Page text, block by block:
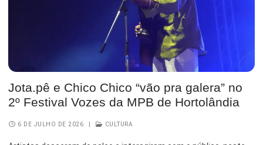
Jota.pê e Chico Chico “vão pra galera” no
2º Festival Vozes da MPB de Hortolândia
6 DE JULHO DE 2026 CULTURA